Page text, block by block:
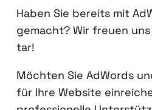
Haben Sie bereits mit
gemacht? Wir freu­en
tar!
Möch­ten Sie AdWords
für Ihre Web­site